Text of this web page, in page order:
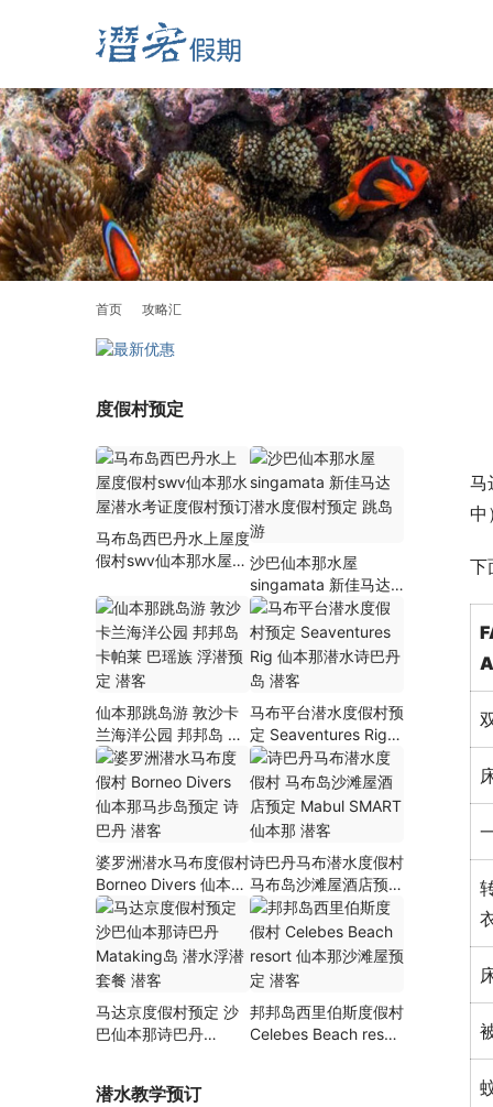
首页 攻略汇
马
中
下
度假村预定
马布岛西巴丹水上屋度
假村swv仙本那水屋潜 沙巴仙本那水屋
singamata 新佳马达
潜水度假村预定 跳岛
游
仙本那跳岛游 敦沙卡
兰海洋公园 邦邦岛 卡
帕莱 巴瑶族 浮潜预定
潜客
马布平台潜水度假村预
定 Seaventures Rig
仙本那潜水诗巴丹岛
潜客
婆罗洲潜水马布度假村
Borneo Divers 仙本那
马步岛预定 诗巴丹 潜
客
诗巴丹马布潜水度假村
马布岛沙滩屋酒店预定
Mabul SMART 仙本那
潜客
马达京度假村预定 沙
巴仙本那诗巴丹
邦邦岛西里伯斯度假村
Celebes Beach resort
潜水教学预订